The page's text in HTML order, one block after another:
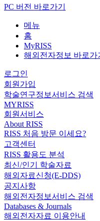
PC 버전 바로가기
메뉴
홈
MyRISS
해외전자정보 바로가
로그인
회원가입
학술연구정보서비스 검색
MYRISS
회원서비스
About RISS
RISS 처음 방문 이세요?
고객센터
RISS 활용도 분석
최신/인기 학술자료
해외자료신청(E-DDS)
공지사항
해외전자정보서비스 검색
Databases & Journals
해외전자자료 이용안내